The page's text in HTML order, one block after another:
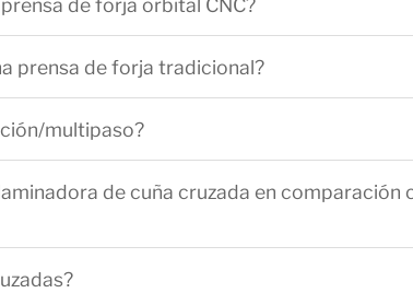
de forja orbital CNC?
prensa de forja tradicional?
multipaso?
de cuña cruzada en comparación